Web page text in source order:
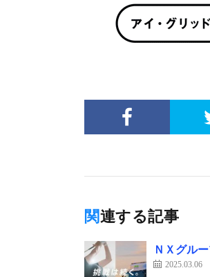
関連する記事
ＮＸグル
2025.03.06